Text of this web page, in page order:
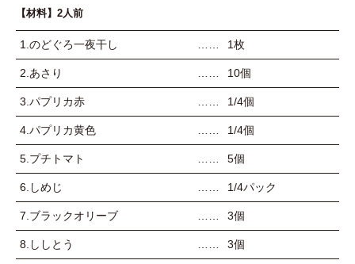
【材料】2人前
1.のどぐろ一夜干し 1枚
2.あさり 10個
3.パプリカ赤 1/4個
4.パプリカ黄色 1/4個
5.プチトマト 5個
6.しめじ 1/4パック
7.ブラックオリーブ 3個
8.ししとう 3個